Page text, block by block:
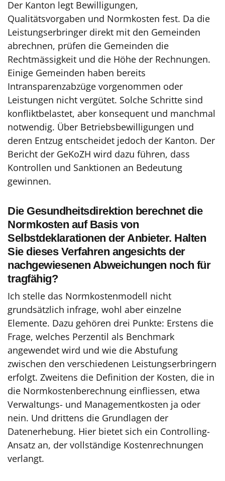
Der Kanton legt Bewilligungen,
Qualitätsvorgaben und Normkosten fest. Da die
Leistungserbringer direkt mit den Gemeinden
abrechnen, prüfen die Gemeinden die
Rechtmässigkeit und die Höhe der Rechnungen.
Einige Gemeinden haben bereits
Intransparenzabzüge vorgenommen oder
Leistungen nicht vergütet. Solche Schritte sind
konfliktbelastet, aber konsequent und manchmal
notwendig. Über Betriebsbewilligungen und
deren Entzug entscheidet jedoch der Kanton. Der
Bericht der GeKoZH wird dazu führen, dass
Kontrollen und Sanktionen an Bedeutung
gewinnen.
Die Gesundheitsdirektion berechnet die
Normkosten auf Basis von
Selbstdeklarationen der Anbieter. Halten
Sie dieses Verfahren angesichts der
nachgewiesenen Abweichungen noch für
tragfähig?
Ich stelle das Normkostenmodell nicht
grundsätzlich infrage, wohl aber einzelne
Elemente. Dazu gehören drei Punkte: Erstens die
Frage, welches Perzentil als Benchmark
angewendet wird und wie die Abstufung
zwischen den verschiedenen Leistungserbringern
erfolgt. Zweitens die Definition der Kosten, die in
die Normkostenberechnung einfliessen, etwa
Verwaltungs- und Managementkosten ja oder
nein. Und drittens die Grundlagen der
Datenerhebung. Hier bietet sich ein Controlling-
Ansatz an, der vollständige Kostenrechnungen
verlangt.